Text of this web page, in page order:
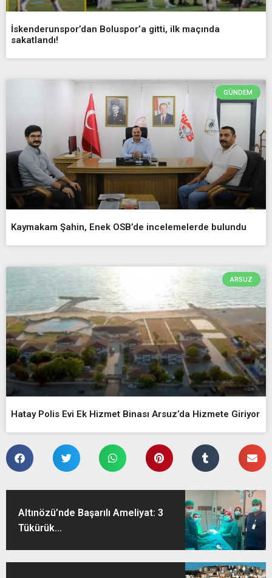
İskenderunspor’dan Boluspor’a gitti, ilk maçında
sakatlandı!
GÜNDEM
Kaymakam Şahin, Enek OSB’de incelemelerde bulundu
ARSUZ
Hatay Polis Evi Ek Hizmet Binası Arsuz’da Hizmete Giriyor
Altınözü’nde Başarılı Ameliyat: 3
Tükürük...